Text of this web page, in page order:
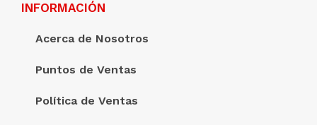
INFORMACIÓN
Acerca de Nosotros
Puntos de Ventas
Política de Ventas